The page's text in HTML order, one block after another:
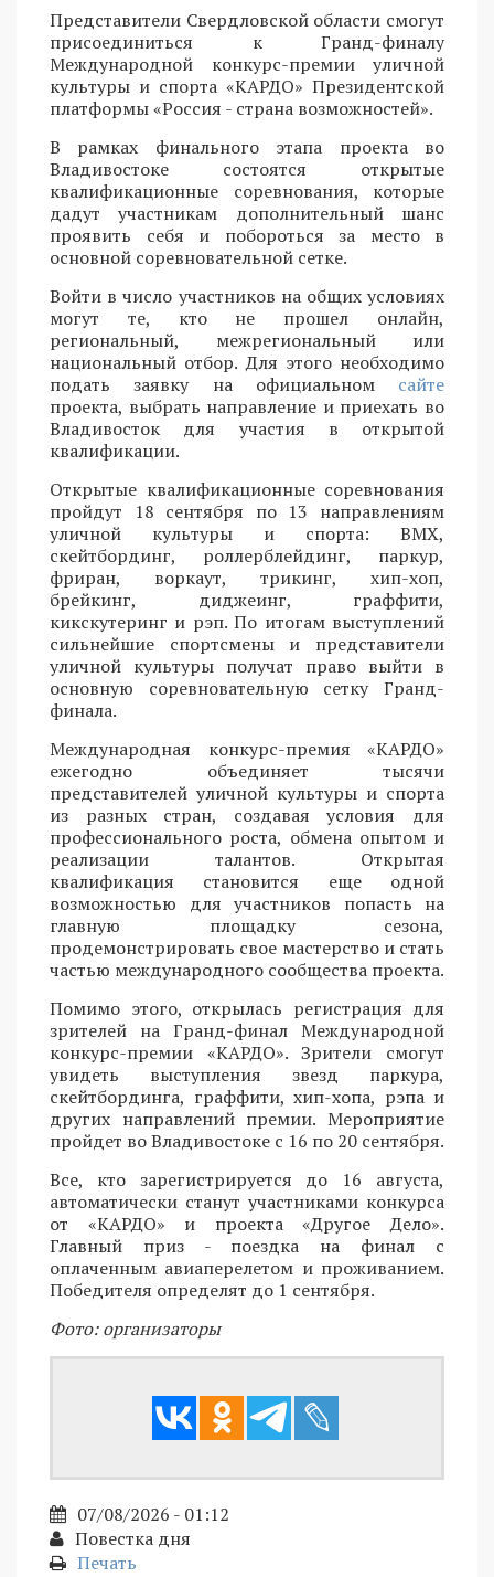
Представители Свердловской области смогут
присоединиться к Гранд-финалу
Международной конкурс-премии уличной
культуры и спорта «КАРДО» Президентской
платформы «Россия - страна возможностей».
В рамках финального этапа проекта во
Владивостоке состоятся открытые
квалификационные соревнования, которые
дадут участникам дополнительный шанс
проявить себя и побороться за место в
основной соревновательной сетке.
Войти в число участников на общих условиях
могут те, кто не прошел онлайн,
региональный, межрегиональный или
национальный отбор. Для этого необходимо
подать заявку на официальном сайте
проекта, выбрать направление и приехать во
Владивосток для участия в открытой
квалификации.
Открытые квалификационные соревнования
пройдут 18 сентября по 13 направлениям
уличной культуры и спорта: BMX,
скейтбординг, роллерблейдинг, паркур,
фриран, воркаут, трикинг, хип-хоп,
брейкинг, диджеинг, граффити,
кикскутеринг и рэп. По итогам выступлений
сильнейшие спортсмены и представители
уличной культуры получат право выйти в
основную соревновательную сетку Гранд-
финала.
Международная конкурс-премия «КАРДО»
ежегодно объединяет тысячи
представителей уличной культуры и спорта
из разных стран, создавая условия для
профессионального роста, обмена опытом и
реализации талантов. Открытая
квалификация становится еще одной
возможностью для участников попасть на
главную площадку сезона,
продемонстрировать свое мастерство и стать
частью международного сообщества проекта.
Помимо этого, открылась регистрация для
зрителей на Гранд-финал Международной
конкурс-премии «КАРДО». Зрители смогут
увидеть выступления звезд паркура,
скейтбординга, граффити, хип-хопа, рэпа и
других направлений премии. Мероприятие
пройдет во Владивостоке с 16 по 20 сентября.
Все, кто зарегистрируется до 16 августа,
автоматически станут участниками конкурса
от «КАРДО» и проекта «Другое Дело».
Главный приз - поездка на финал с
оплаченным авиаперелетом и проживанием.
Победителя определят до 1 сентября.
Фото: организаторы
07/08/2026 - 01:12
Повестка дня
Печать